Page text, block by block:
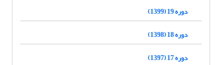
دوره 19 (1399)
دوره 18 (1398)
دوره 17 (1397)